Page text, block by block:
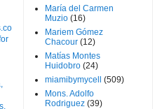
María del Carmen
Muzio (16)
Mariem Gómez
Chacour (12)
Matías Montes
Huidobro (24)
miamibymycell
(509)
Mons. Adolfo
Rodriguez (39)